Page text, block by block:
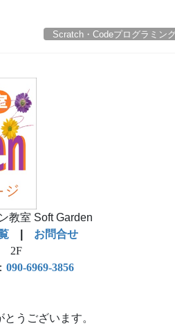
Scratch・Codeプログラミン
教室 Soft Garden
お問合せ
2F
090-6969-3856
うございます。